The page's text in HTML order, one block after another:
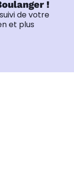
!
de votre
et plus